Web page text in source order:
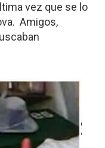
vez que se lo
Amigos,